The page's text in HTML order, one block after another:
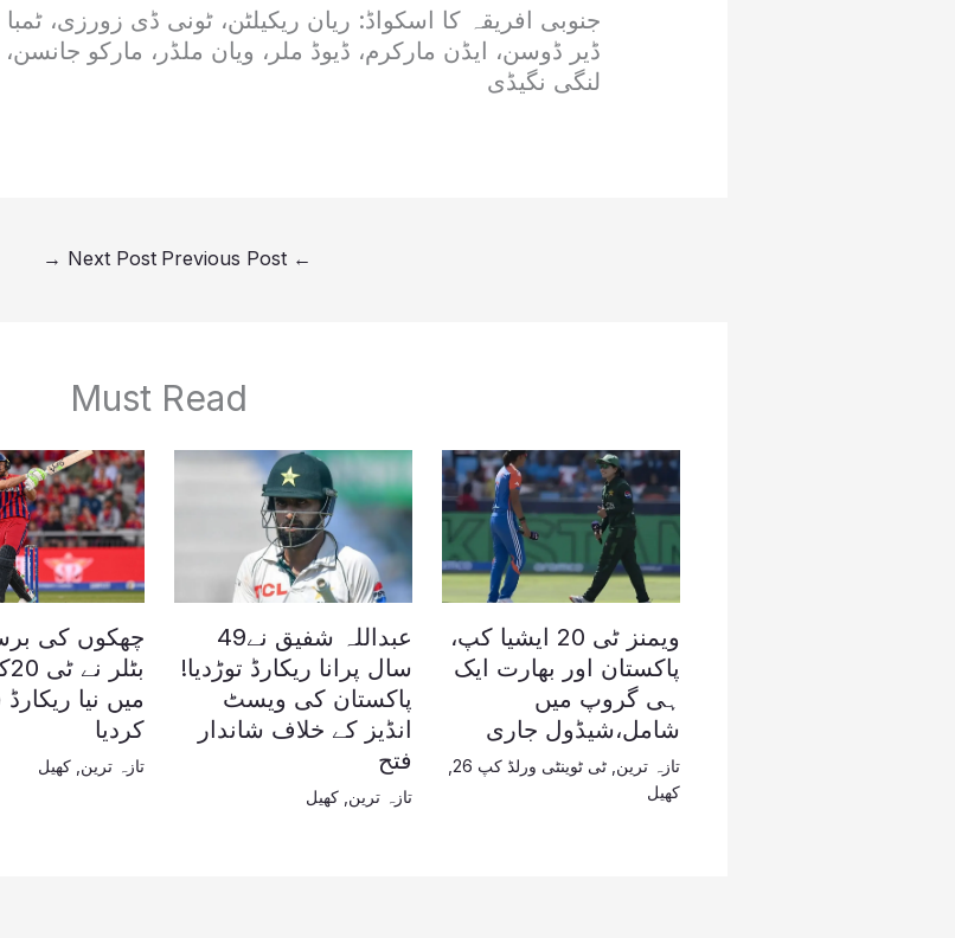
جنوبی افریقہ کا اسکواڈ: ریان ریکیلٹن، ٹونی ڈی زورزی،
ڈیر ڈوسن، ایڈن مارکرم، ڈیوڈ ملر، ویان ملڈر، مارکو
لنگی نگیڈی
←
Next Post
→
Must Read
ویمنز ٹی 20 ایشیا کپ،
پاکستان اور بھارت ایک
ہی گروپ میں
شامل،شیڈول جاری
تازہ ترین ٹی ٹوینٹی ورلڈ کپ 26
کھیل
عبداللہ شفیق نے49
سال پرانا ریکارڈ توڑدیا!
پاکستان کی ویسٹ
انڈیز کے خلاف شاندار
فتح
تازہ ترین ,کھیل
چھکوں کی
میں نیا ریکارڈ
کردیا
تازہ ترین ,کھیل